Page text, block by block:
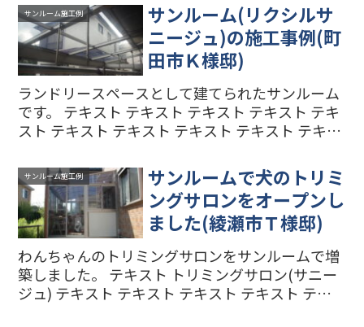
サンルーム施工例
サンルーム(リクシルサ
ニージュ)の施工事例(町
田市Ｋ様邸)
ランドリースペースとして建てられたサンルーム
です。 テキスト テキスト テキスト テキスト テキ
スト テキスト テキスト テキスト テキスト テキス
サンルーム施工例
サンルームで犬のトリミ
ングサロンをオープンし
ました(綾瀬市Ｔ様邸)
わんちゃんのトリミングサロンをサンルームで増
築しました。 テキスト トリミングサロン(サニー
ジュ) テキスト テキスト テキスト テキスト テキ